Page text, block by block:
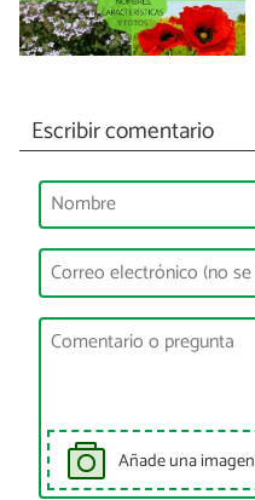
Escribir comentario
Añade una imagen